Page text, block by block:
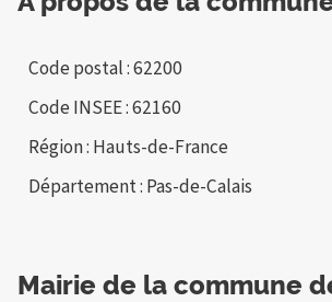
Code postal : 62200
Code INSEE : 62160
Région : Hauts-de-France
Département : Pas-de-Calais
Mairie de la commune